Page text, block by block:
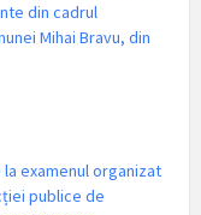
din cadrul
Mihai Bravu, din
examenul organizat
publice de